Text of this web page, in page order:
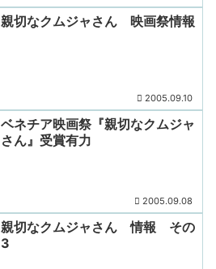
親切なクムジャさん 映画祭情報
2005.09.10
ベネチア映画祭『親切なクムジャ
さん』受賞有力
2005.09.08
親切なクムジャさん 情報 その
3